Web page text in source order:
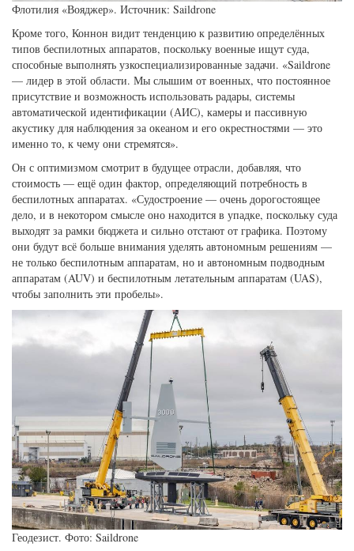
Флотилия «Вояджер». Источник: Saildrone
Кроме того, Коннон видит тенденцию к развитию определённых
типов беспилотных аппаратов, поскольку военные ищут суда,
способные выполнять узкоспециализированные задачи. «Saildrone
— лидер в этой области. Мы слышим от военных, что постоянное
присутствие и возможность использовать радары, системы
автоматической идентификации (АИС), камеры и пассивную
акустику для наблюдения за океаном и его окрестностями — это
именно то, к чему они стремятся».
Он с оптимизмом смотрит в будущее отрасли, добавляя, что
стоимость — ещё один фактор, определяющий потребность в
беспилотных аппаратах. «Судостроение — очень дорогостоящее
дело, и в некотором смысле оно находится в упадке, поскольку суда
выходят за рамки бюджета и сильно отстают от графика. Поэтому
они будут всё больше внимания уделять автономным решениям —
не только беспилотным аппаратам, но и автономным подводным
аппаратам (AUV) и беспилотным летательным аппаратам (UAS),
чтобы заполнить эти пробелы».
Геодезист. Фото: Saildrone